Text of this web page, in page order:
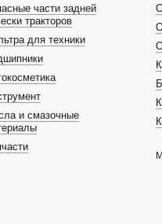
части задней
тракторов
для техники
и смазочные